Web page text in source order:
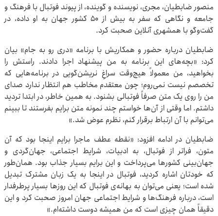
منصور ضابطیان، مجری، نویسنده و گوینده، از پیوند فوتبال با فرهنگ و
جامعه و نگاهی که سفر به بیش از ۵۰ کشور جهان به او داده، در
گفت‌وگو با همشهری آنلاین صحبت کرد.
ضابطیان درباره حضور و همکاریش با برنامه‌ «دری رو به جام» بیان
کرد: «بچه‌های این برنامه به من پیشنهاد اجرا دادند. راستش را
بخواهید، من معمولاً هیچ‌وقت سراغِ نریشن‌گویی در برنامه‌هایی که
تخصصم نیست نمی‌روم؛ چون معتقدم مخاطب هم انتظار ندارد صدای
من را روی یک متن صرفاً فوتبالی بشنود. به همین خاطر، در ابتدا تردید
داشتم. اما وقتی از آن‌ها خواستم چند نمونه متن برایم بفرستند تا ببینم
می‌توانم با آن ارتباط برقرار کنم، نظرم عوض شد.»
ضابطیان در ادامه افزود: «نقطه عطف ماجرا برایم اینجا بود که آن
متون، فراتر از فوتبال، به ادبیات، شرایط اجتماعی، جهان‌گردی و
جهان‌بینی کشورها می‌پرداخت و این برایم بسیار جذاب بود. همان‌طور
که خودتان اشاره کردید، فوتبال در اینجا به یک زبان مشترک تبدیل
شده است؛ یعنی می‌توان به بهانه‌ی فوتبال که این روزها بسیار پرطرفدار
است، درباره فرهنگ‌ها و شرایط اجتماعی جهان امروز صحبت کرد و این
دقیقاً همان چیزی است که من همیشه دوست داشته‌ام.»